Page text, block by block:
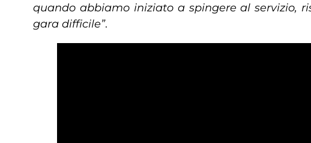
quando abbiamo iniziato a spingere al servizio,
gara difficile”.